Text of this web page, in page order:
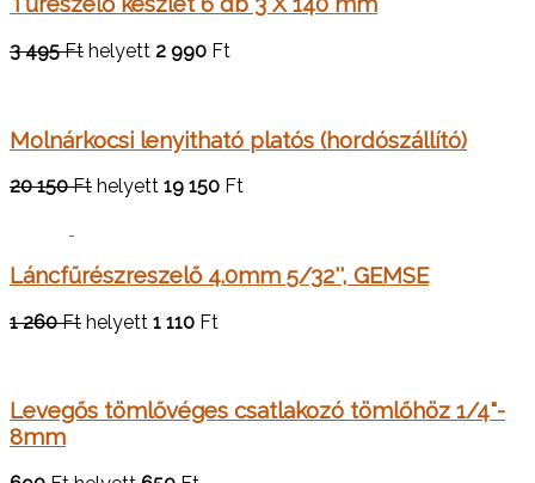
3 495 Ft helyett 2 990 Ft
Molnárkocsi lenyitható platós (hordószállító)
20 150 Ft helyett 19 150 Ft
Láncfűrészreszelő 4.0mm 5/32'', GEMSE
1 260 Ft helyett 1 110 Ft
Levegős tömlővéges csatlakozó tömlőhöz 1/4"-
8mm